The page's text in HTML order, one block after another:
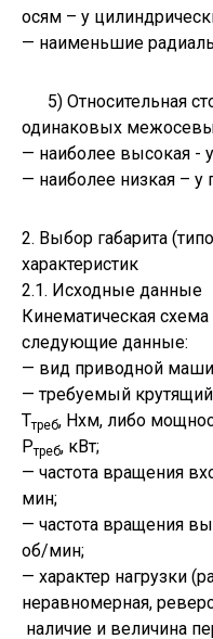
осям – у
— наименьшие
5) Относительная
одинаковых
— наиболее высокая -
— наиболее низкая – у
2. Выбор габарита
характеристик
2.1. Исходные данные
Кинематическая
следующие данные:
— вид приводной
— требуемый
Ттреб, Нхм, либо
Ртреб, кВт;
— частота вращения
мин;
— частота вращения
об/мин;
— характер нагрузки
неравномерная,
наличие и величина